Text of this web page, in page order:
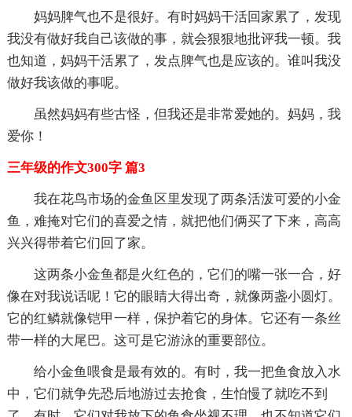
妈妈脾气也不是很好。有时妈妈干活回家累了，发现
我没有做好我自己该做的事，就会狠狠地批评我一顿。我
也知道，妈妈干活累了，发点脾气也是应该的。谁叫我没
做好我该做的事呢。
虽然妈妈有些古怪，但我还是非常爱她的。妈妈，我
爱你！
三年级的作文300字 篇3
我在花鸟市场的金鱼区里发现了两条活泼可爱的小金
鱼，难掩对它们的喜爱之情，就把他们俩买了下来，高高
兴兴得带着它们回了家。
这两条小金鱼都是火红色的，它们的嘴一张一合，好
像在对我说话呢！它的眼睛大得出奇，就像两盏小圆灯。
它的红鳞就像铠甲一样，保护着它的身体。它还有一条丝
带一样的大尾巴。这可是它游泳的重要部位。
给小金鱼喂食是最有效的。有时，我一把鱼食放入水
中，它们就争先恐后地游过去抢食，生怕慢了就吃不到